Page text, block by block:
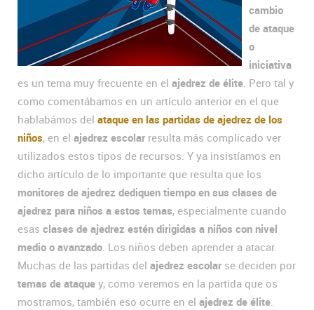
cambio
de ataque
o
iniciativa
es un tema muy frecuente en el ajedrez de élite. Pero tal y
como comentábamos en un artículo anterior en el que
hablabámos del ataque en las partidas de ajedrez de los
niños, en el ajedrez escolar resulta más complicado ver
utilizados estos tipos de recursos. Y ya insistíamos en
dicho artículo de lo importante que resulta que los
monitores de ajedrez dediquen tiempo en sus clases de
ajedrez para niños a estos temas, especialmente cuando
esas clases de ajedrez estén dirigidas a niños con nivel
medio o avanzado. Los niños deben aprender a atacar.
Muchas de las partidas del ajedrez escolar se deciden por
temas de ataque y, como veremos en la partida que os
mostramos, también eso ocurre en el ajedrez de élite.